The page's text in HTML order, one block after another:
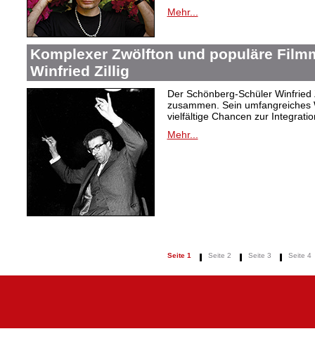
Mehr...
Komplexer Zwölfton und populäre
Winfried Zillig
Der Schönberg-Schüler
zusammen. Sein
vielfältige Chancen zur
Mehr...
Seite 1 Seite 2 Seite 3 Seite 4